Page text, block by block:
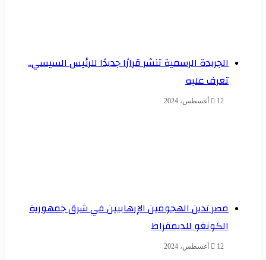
الجريدة الرسمية تنشر قرارًا جديدًا للرئيس السيسي..
تعرف عليه
12 أغسطس، 2024
مصر تدين الهجومين الإرهابيين في شرق جمهورية
الكونغو للديمقراط
12 أغسطس، 2024